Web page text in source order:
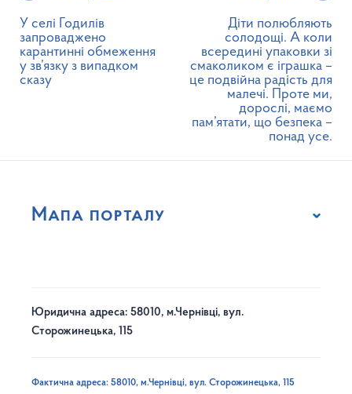
У селі Годилів
запроваджено
карантинні обмеження
у зв’язку з випадком
сказу
Діти полюбляють
солодощі. А коли
всередині упаковки зі
смаколиком є іграшка –
це подвійна радість для
малечі. Проте ми,
дорослі, маємо
пам’ятати, що безпека –
понад усе.
Мапа порталу
Юридична адреса: 58010, м.Чернівці, вул.
Сторожинецька, 115
Фактична адреса: 58010, м.Чернівці, вул. Сторожинецька, 115